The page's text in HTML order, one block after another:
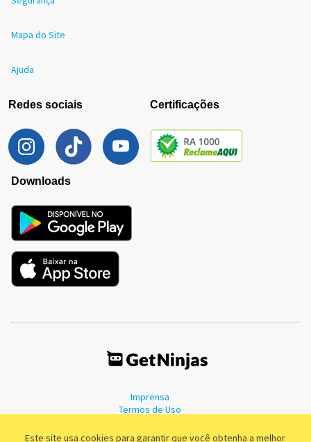
Este site usa cookies para garantir que você obtenha a melhor
Mapa do Site
Ajuda
Redes sociais Certificações
Downloads
Imprensa
Termos de Uso